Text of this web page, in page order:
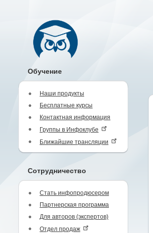
Обучение
Наши продукты
Бесплатные курсы
Контактная информация
Группы в Инфоклубе
Ближайшие трансляции
Сотрудничество
Стать инфопродюсером
Партнерская программа
Для авторов (экспертов)
Отдел продаж